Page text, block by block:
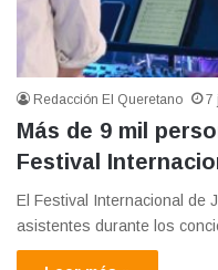
Redacción El Queretano 7
Más de 9 mil
Festival
El Festival Internacional de
asistentes durante los